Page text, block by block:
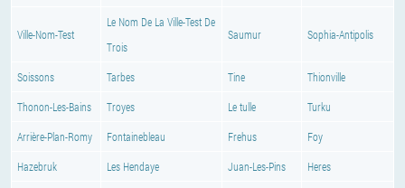
Ville-Nom-Test
Le Nom De La Ville-Test De
Trois
Saumur Sophia-Antipolis
Soissons Tarbes Tine Thionville
Thonon-Les-Bains Troyes Le tulle Turku
Arrière-Plan-Romy Fontainebleau Frehus Foy
Hazebruk Les Hendaye Juan-Les-Pins Heres